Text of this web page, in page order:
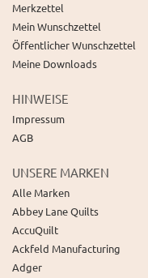
Merkzettel
Mein Wunschzettel
Öffentlicher Wunschzettel
Meine Downloads
HINWEISE
Impressum
AGB
UNSERE MARKEN
Alle Marken
Abbey Lane Quilts
AccuQuilt
Ackfeld Manufacturing
Adger